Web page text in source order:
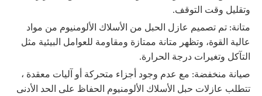
وتقليل وقت التوقف.
متانة: تم تصميم عازل الحبل من الأسلاك الألومنيوم من مواد
عالية القوة، وتظهر متانة ممتازة ومقاومة للعوامل البيئية مثل
التآكل وتغيرات درجة الحرارة.
صيانة منخفضة: مع عدم وجود أجزاء متحركة أو آليات معقدة ،
تتطلب عازلات حبل الأسلاك الألومنيوم الحفاظ على الحد الأدنى